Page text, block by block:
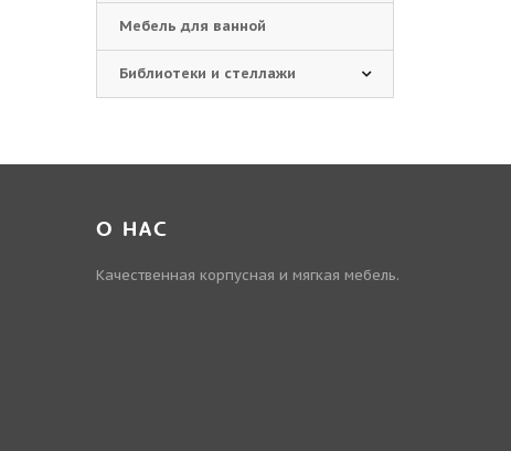
Мебель для ванной
Библиотеки и стеллажи
О НАС
Качественная корпусная и мягкая мебель.